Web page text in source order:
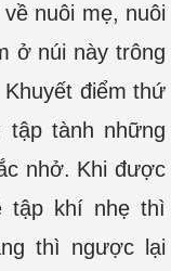
nuôi mẹ, nuôi
ở núi này trông
điểm thứ
tập tành những
nhở. Khi được
tập khí nhẹ thì
thì ngược lại